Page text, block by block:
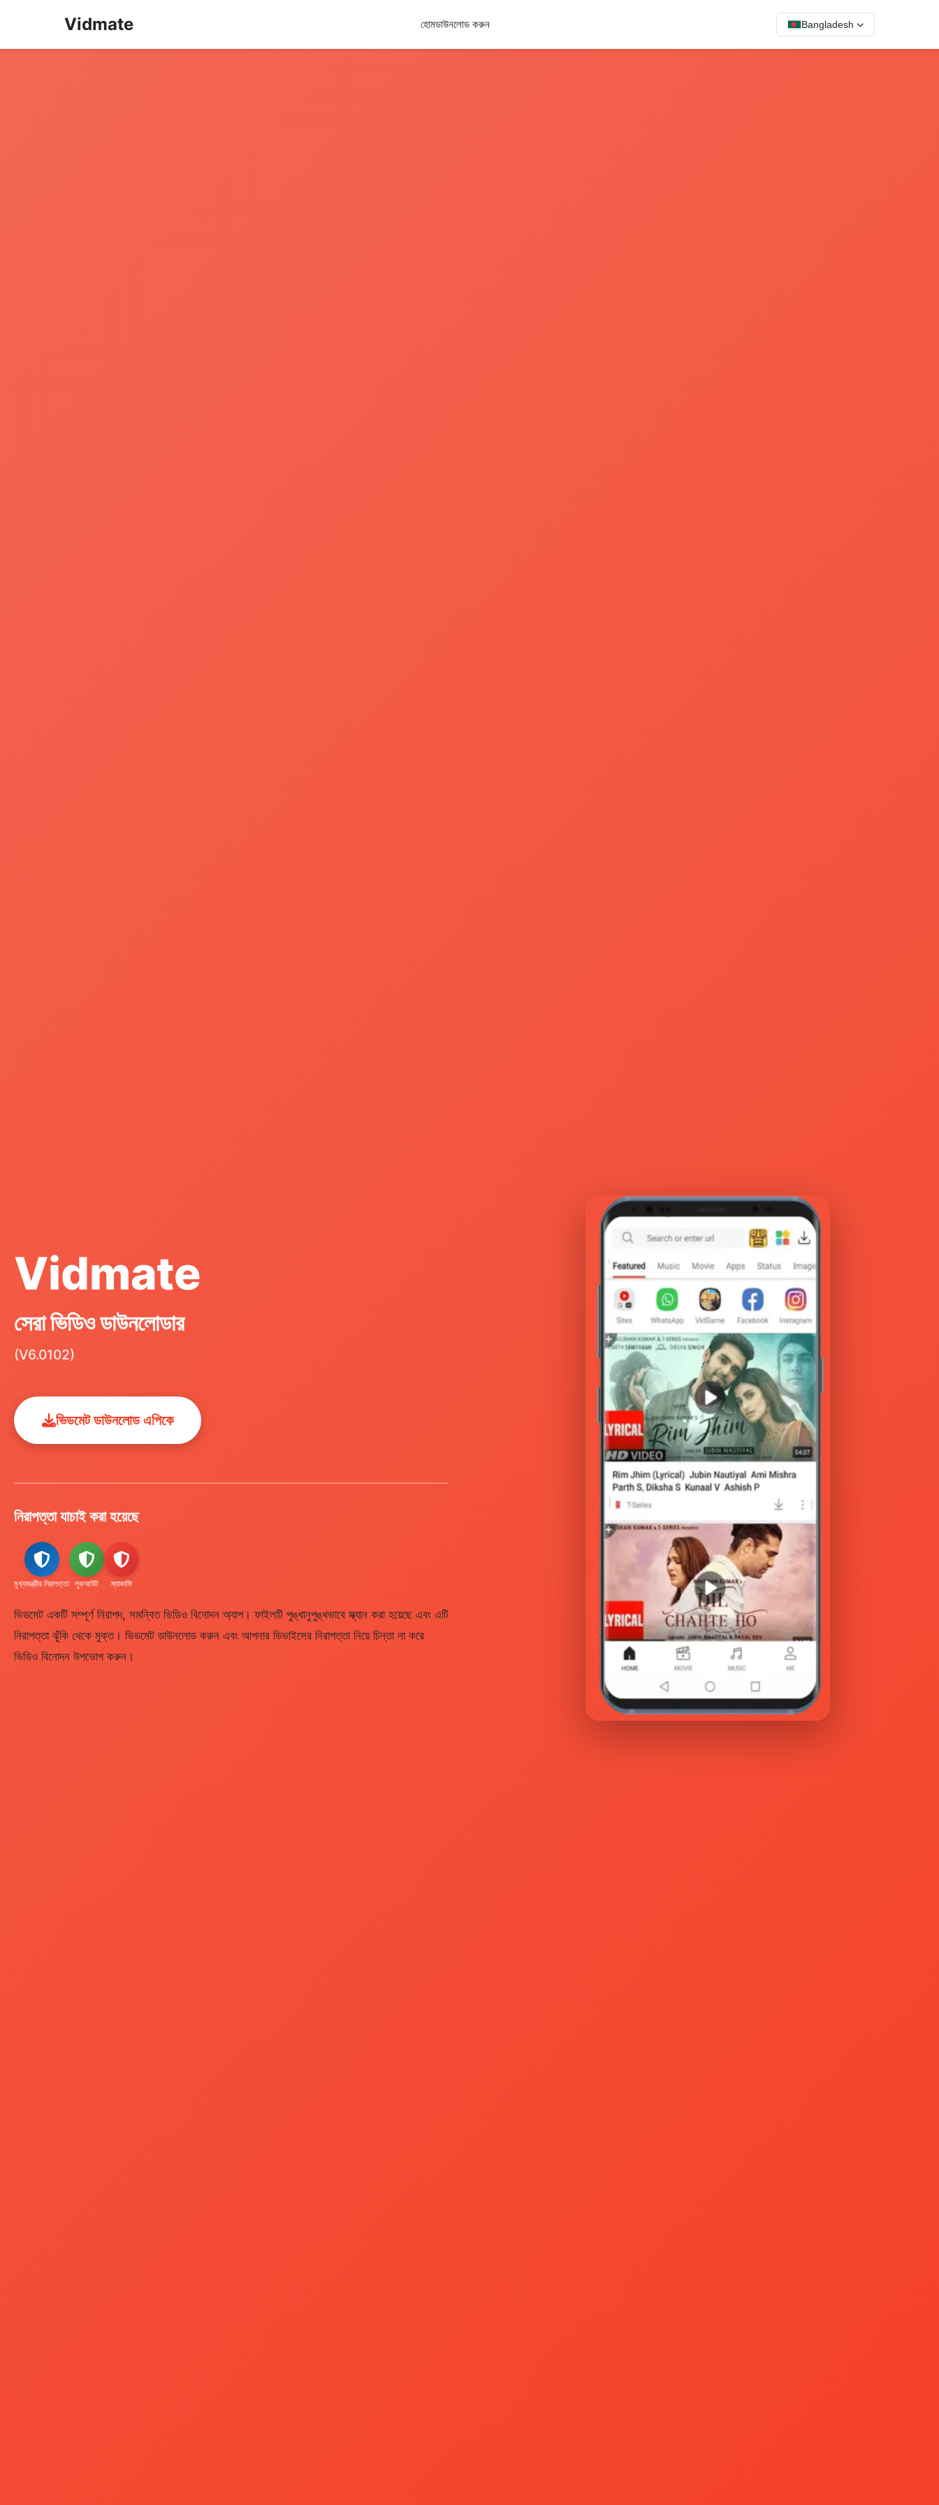
Vidmate হোমডাউনলোড করুন Bangladesh
Vidmate
সেরা ভিডিও ডাউনলোডার
(V6.0102)
ভিডমেট ডাউনলোড এপিকে
নিরাপত্তা যাচাই করা হয়েছে
মুখ্যমন্ত্রীর নিরাপত্তা লুকআউট ম্যাকাফি
ভিডমেট একটি সম্পূর্ণ নিরাপদ, সমন্বিত ভিডিও বিনোদন অ্যাপ। ফাইলটি পুঙ্খানুপুঙ্খভাবে স্ক্যান করা হয়েছে এবং এটি
নিরাপত্তা ঝুঁকি থেকে মুক্ত। ভিডমেট ডাউনলোড করুন এবং আপনার ডিভাইসের নিরাপত্তা নিয়ে চিন্তা না করে
ভিডিও বিনোদন উপভোগ করুন।